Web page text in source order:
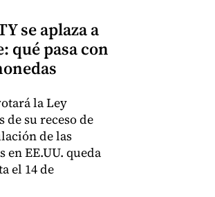
se aplaza a
qué pasa con
la Ley
de su receso de
de las
EE.UU. queda
el 14 de